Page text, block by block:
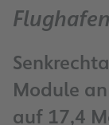
Module
auf 17,4